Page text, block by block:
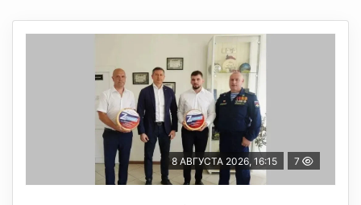
8 АВГУСТА 2026, 16:15 7